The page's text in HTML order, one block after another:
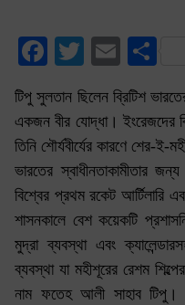
Facebook
TwitterEmail
টিপু সুলতান ছিলেন ব্রিটিশ
একজন বীর যোদ্ধা। ইংরেজদের
তিনি শৌর্যবীর্যের কারণে শের-ই-
ভারতের স্বাধীনতাকামীতার
বিশ্বের প্রথম রকেট আর্টিলারি
শাসনকালে বেশ কয়েকটি
মুদ্রা ব্যবস্থা এবং
ব্যবস্থা যা মহীশূরের রেশম
নাম ফতেহ আলী সাহাব